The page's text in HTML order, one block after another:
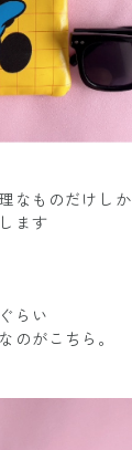
なものだけしか
ます
らい
のがこちら。